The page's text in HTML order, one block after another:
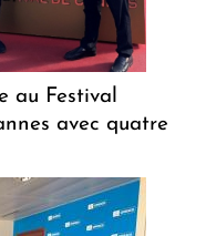
au Festival
avec quatre